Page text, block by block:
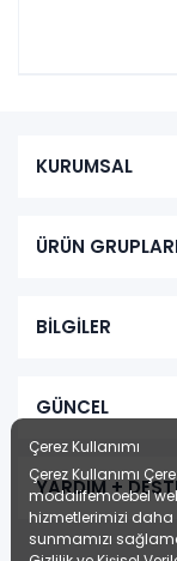
KURUMSAL
ÜRÜN
BİLGİLER
GÜNCEL
YARDIM +
Çerez Kullanımı
Çerez Kullanımı
modalifemoebel
hizmetlerimizi daha
sunmamızı